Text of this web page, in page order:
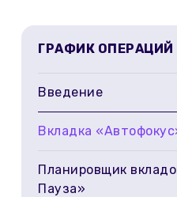
ГРАФИК ОПЕРАЦИЙ
Введение
Вкладка
Планировщик
Пауза»